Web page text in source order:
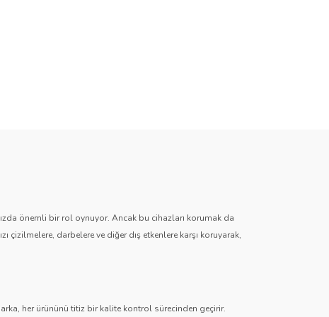
önemli bir rol oynuyor. Ancak bu cihazları korumak da
çizilmelere, darbelere ve diğer dış etkenlere karşı koruyarak,
her ürününü titiz bir kalite kontrol sürecinden geçirir.